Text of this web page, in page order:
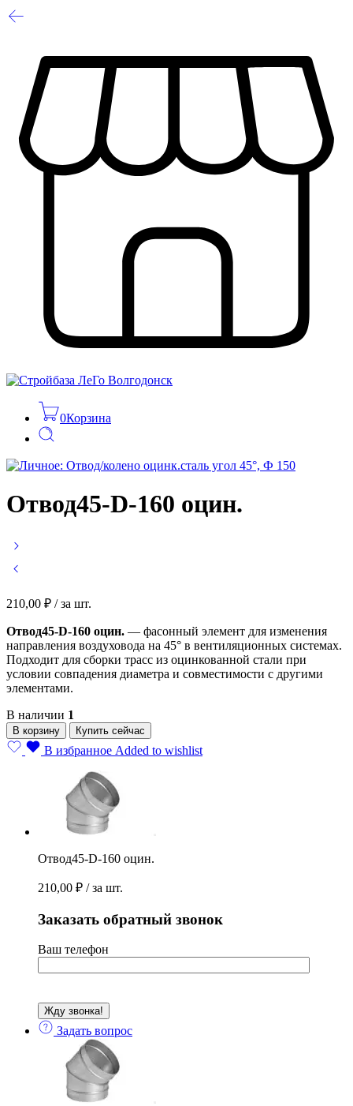
0Корзина
Отвод45-D-160 оцин.
210,00 ₽ / за шт.
Отвод45-D-160 оцин. — фасонный элемент для изменения
направления воздуховода на 45° в вентиляционных системах.
Подходит для сборки трасс из оцинкованной стали при
условии совпадения диаметра и совместимости с другими
элементами.
В наличии 1
Отвод45-
D-
160
В корзину Купить сейчас
В избранное Added to wishlist
Отвод45-D-160 оцин.
210,00 ₽ / за шт.
Заказать обратный звонок
Ваш телефон
Задать вопрос